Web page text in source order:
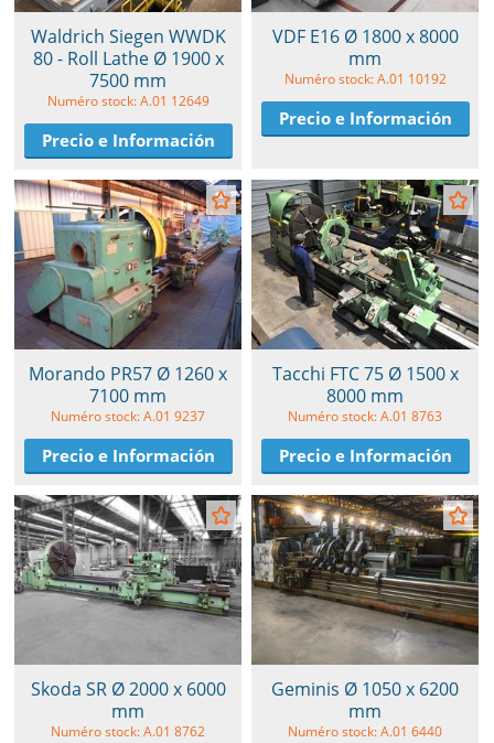
Waldrich Siegen WWDK
80 - Roll Lathe Ø 1900 x
7500 mm
Numéro stock: A.01 12649
Precio e Información
VDF E16 Ø 1800 x 8000
mm
Numéro stock: A.01 10192
Precio e Información
Morando PR57 Ø 1260 x
7100 mm
Numéro stock: A.01 9237
Precio e Información
Tacchi FTC 75 Ø 1500 x
8000 mm
Numéro stock: A.01 8763
Precio e Información
Skoda SR Ø 2000 x 6000
mm
Numéro stock: A.01 8762
Geminis Ø 1050 x 6200
mm
Numéro stock: A.01 6440